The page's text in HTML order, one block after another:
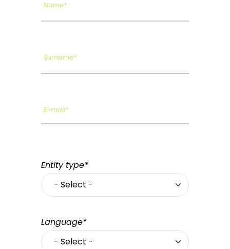
Name*
Surname*
E-mail*
Entity type*
Language*